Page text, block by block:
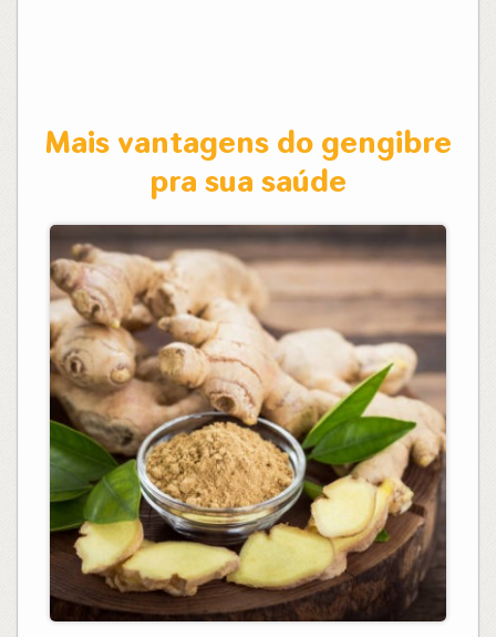
Mais vantagens do gengibre
pra sua saúde